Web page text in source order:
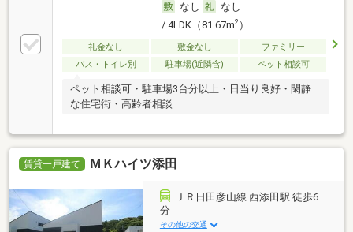
なし
なし
/ 4LDK（81.67m2）
礼金なし 敷金なし
ファミリー
バス・トイレ別
駐車場(近隣含) ペット相談可
ペット相談可・駐車場3台分以上・日当り良好・閑静
な住宅街・高齢者相談
賃貸一戸建て ＭＫハイツ添田
ＪＲ日田彦山線 西添田駅 徒歩6
分
その他の交通